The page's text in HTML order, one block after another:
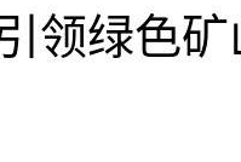
领绿色